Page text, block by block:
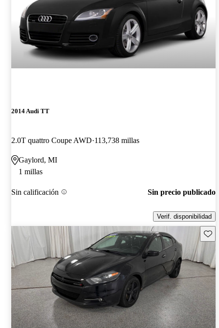
2014 Audi TT
2.0T quattro Coupe AWD 113,738 millas
Gaylord, MI
1 millas
Sin calificación Sin precio publicado
Verif. disponibilidad